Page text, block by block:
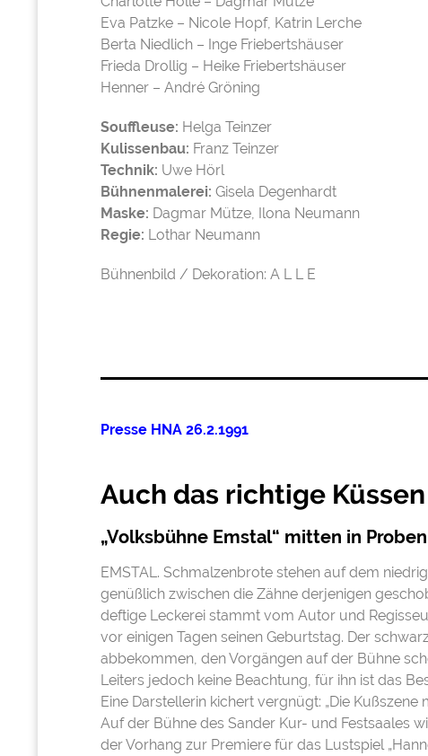
Eva Patzke – Nicole Hopf, Katrin Lerche
Berta Niedlich – Inge Friebertshäuser
Frieda Drollig – Heike Friebertshäuser
Henner – André Gröning
Souffleuse: Helga Teinzer
Kulissenbau: Franz Teinzer
Technik: Uwe Hörl
Bühnenmalerei: Gisela Degenhardt
Maske: Dagmar Mütze, Ilona Neumann
Regie: Lothar Neumann
Bühnenbild / Dekoration: A L L E
Presse HNA 26.2.1991
Auch das richtige
„Volksbühne Emstal“ mitten in
EMSTAL. Schmalzenbrote stehen auf dem
genüßlich zwischen die Zähne derjenigen
deftige Leckerei stammt vom Autor und
vor einigen Tagen seinen Geburtstag. Der
abbekommen, den Vorgängen auf der Bühne
Leiters jedoch keine Beachtung, für ihn ist das
Eine Darstellerin kichert vergnügt: „Die Kußszene
Auf der Bühne des Sander Kur- und Festsaales
der Vorhang zur Premiere für das Lustspiel